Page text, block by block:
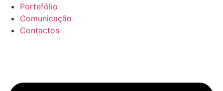
Portefólio
Comunicação
Contactos